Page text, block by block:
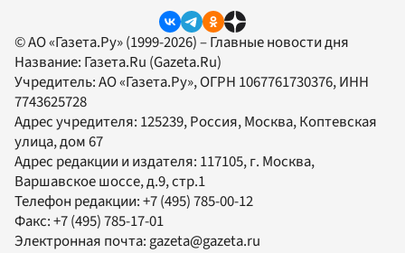
© АО «Газета.Ру» (1999-2026) – Главные новости дня
Название: Газета.Ru (Gazeta.Ru)
Учредитель:АО «Газета.Ру», ОГРН 1067761730376, ИНН
7743625728
Адрес учредителя: 125239, Россия, Москва, Коптевская
улица, дом 67
Адрес редакции и издателя: 117105, г. Москва,
Варшавское шоссе, д.9, стр.1
Телефон редакции:+7 (495) 785-00-12
Факс:+7 (495) 785-17-01
Электронная почта:gazeta@gazeta.ru